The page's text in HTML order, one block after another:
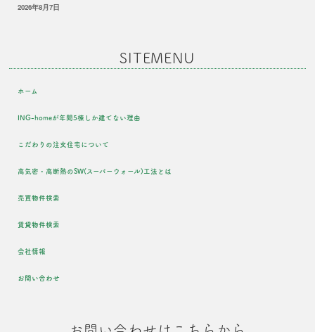
2026年8月7日
SITEMENU
ホーム
ING-homeが年間5棟しか建てない理由
こだわりの注文住宅について
高気密・高断熱のSW(スーパーウォール)工法とは
売買物件検索
賃貸物件検索
会社情報
お問い合わせ